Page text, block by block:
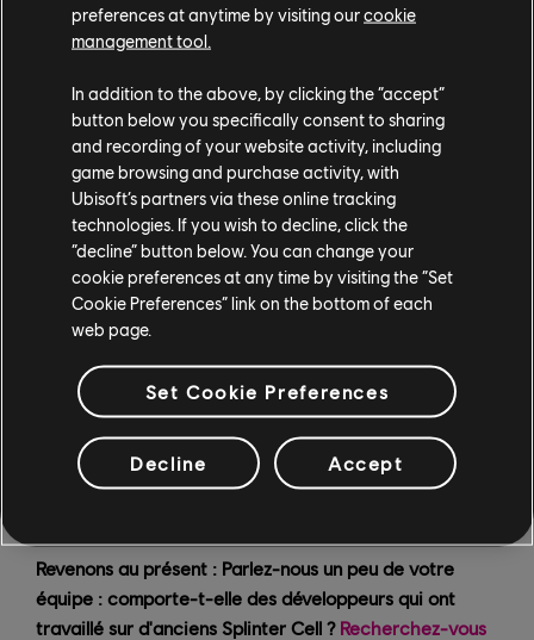
interactions possibles entre le joueur et ce monde
virtuel, et quand j'ai compris que je pouvais observer
de leur position et de leurs agissements… ça a eu un
impact énorme sur moi, très tôt dans ma carrière. Il y
avait aussi la vision thermique, par exemple, qui était
un véritable élément de gameplay et pas seulement là
pour faire joli. Cela faisait partie intégrante de
l'expérience de jeu.
Au sein de l'équipe, tout le monde est d'accord avec ce
principe : ce qu'on intègre doit avoir une utilité. Il faut
que le joueur s'en serve et que cela impacte le jeu.
Voilà pourquoi j'ai trouvé ma première partie de
Splinter Cell si marquante : c'était impressionnant de
voir la technologie d'alors et ce qu'elle permettait vis-
à-vis du gameplay. C'était un grand moment qui m'a
Revenons au présent : Parlez-nous un peu de votre
équipe : comporte-t-elle des développeurs qui ont
travaillé sur d'anciens Splinter Cell ? Recherchez-vous
preferences at anytime by visiting ourcookie
management tool.
In addition to the above, by clicking the “accept”
button below you specifically consent to sharing
and recording of your website activity, including
game browsing and purchase activity, with
Ubisoft’s partners via these online tracking
technologies. If you wish to decline, click the
“decline” button below. You can change your
cookie preferences at any time by visiting the “Set
Cookie Preferences” link on the bottom of each
web page.
Set Cookie Preferences
Decline Accept